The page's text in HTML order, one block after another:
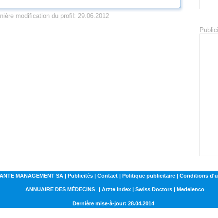
modification du profil: 29.06.2012
MANAGEMENT SA | Publicités | Contact | Politique publicitaire | Conditions
ANNUAIRE DES MÉDECINS | Arzte Index | Swiss Doctors | Medelenco
Dernière mise-à-jour: 28.04.2014